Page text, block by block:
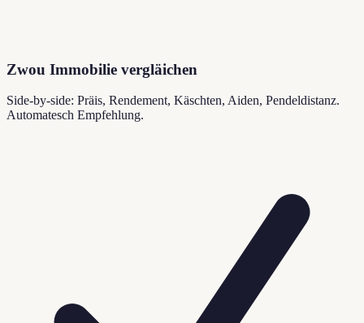
Zwou Immobilie vergläichen
Side-by-side: Präis, Rendement, Käschten, Aiden, Pendeldistanz.
Automatesch Empfehlung.